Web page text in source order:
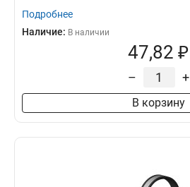
Подробнее
Наличие: В наличии
47,82 ₽
– +
В корзину